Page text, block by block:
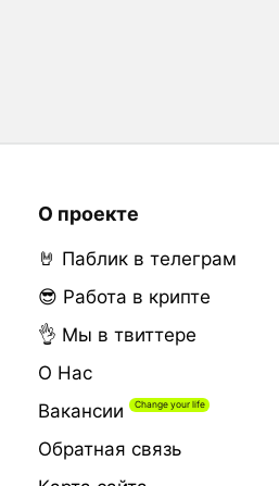
О проекте
🤘 Паблик в телеграм
😎 Работа в крипте
👌 Мы в твиттере
О Нас
Вакансии
Обратная связь